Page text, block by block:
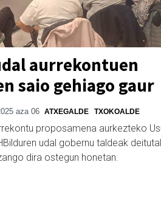
aurrekontuen
saio gehiago gaur
aza 06 ATXEGALDE TXOKOALDE
proposamena aurkezteko
udal gobernu taldeak
dira ostegun honetan.